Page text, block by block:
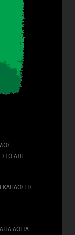
ΣΤΟ ΑΤΠ
ΛΙΓΑ ΛΟΓΙΑ